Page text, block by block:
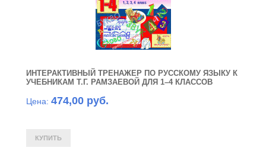
ИНТЕРАКТИВНЫЙ ТРЕНАЖЕР ПО РУССКОМУ ЯЗЫКУ К
УЧЕБНИКАМ Т.Г. РАМЗАЕВОЙ ДЛЯ 1–4 КЛАССОВ
Цена: 474,00 руб.